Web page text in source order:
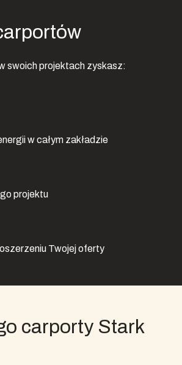
swoich projektach zyskasz:
w całym zakładzie
projektu
Twojej oferty
carporty Stark